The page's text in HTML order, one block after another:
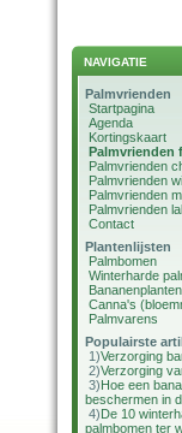
NAVIGATIE
Palmvrienden
Startpagina
Agenda
Kortingskaart
Palmvrienden
Palmvrienden
Palmvrienden
Palmvrienden
Palmvrienden
Contact
Plantenlijsten
Palmbomen
Winterharde
Bananenplanten
Canna's
Palmvarens
Populairste
1)Verzorging
2)Verzorging
3)Hoe een
beschermen in
4)De 10
palmbomen ter